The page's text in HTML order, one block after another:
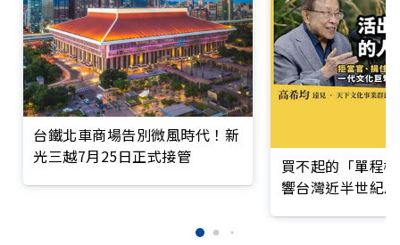
台鐵北車商場告別微風時代！新
光三越7月25日正式接管
買不起的「單程
響台灣近半世紀